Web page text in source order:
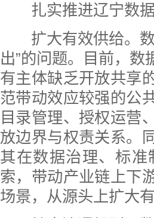
扎实推进辽宁数据
扩大有效供给。数
出”的问题。目前，
有主体缺乏开放共享
范带动效应较强的公
目录管理、授权运营
放边界与权责关系。
其在数据治理、标
索，带动产业链上下
场景，从源头上扩大有